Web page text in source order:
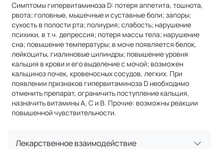
Симптомы гипервитаминоза D: потеря аппетита, тошнота,
рвота; головные, мышечные и суставные боли; запоры;
сухость в полости рта; полиурия; слабость; нарушение
психики, в т.ч. депрессия; потеря массы тела; нарушение
сна; повышение температуры; в моче появляется белок,
лейкоциты, гиалиновые цилиндры; повышение уровня
кальция в крови и его выделение с мочой; возможен
кальциноз почек, кровеносных сосудов, легких. При
появлении признаков гипервитаминоза D необходимо
отменить препарат, ограничить поступление кальция,
назначить витамины А, С и В. Прочие: возможны реакции
повышенной чувствительности.
Лекарственное взаимодействие